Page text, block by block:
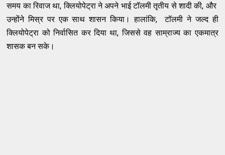
समय का रिवाज था, क्लियोपेट्रा ने अपने भाई टॉलमी तृतीय से शादी की, और
उन्होंने मिस्र पर एक साथ शासन किया। हालांकि, टॉलमी ने जल्द ही
क्लियोपेट्रा को निर्वासित कर दिया था, जिससे वह साम्राज्य का एकमात्र
शासक बन सके।